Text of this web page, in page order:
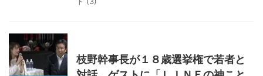
枝野幹事長が１８歳選挙権で若者と